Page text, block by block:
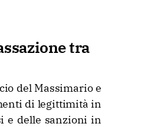
tra
del Massimario e
di legittimità in
e delle sanzioni in